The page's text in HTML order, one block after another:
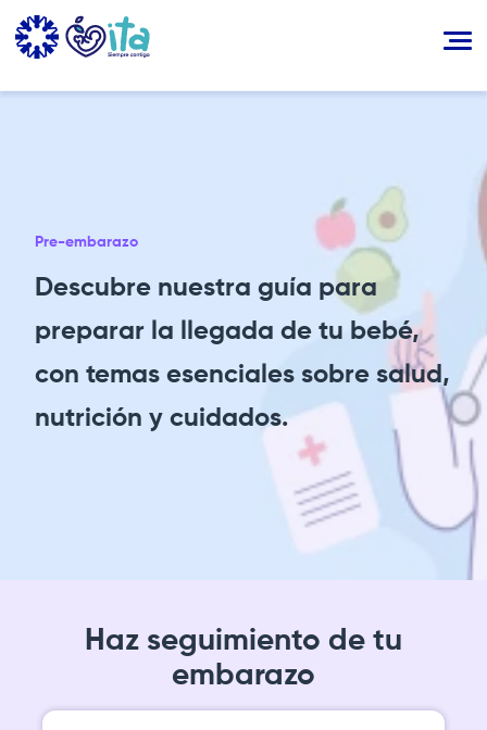
Pasar
principal
Pre-embarazo
Descubre nuestra guía para
preparar la llegada de tu bebé,
con temas esenciales sobre salud,
nutrición y cuidados.
Haz seguimiento de tu
embarazo